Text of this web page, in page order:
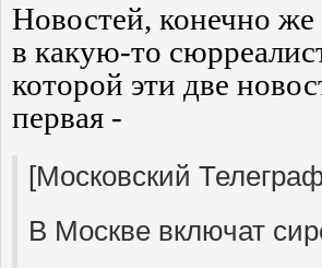
Новостей, конечно
в какую-то
которой эти две
первая -
[Московский
В Москве включат